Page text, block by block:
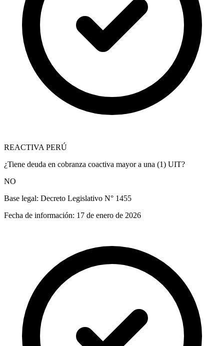
REACTIVA PERÚ
¿Tiene deuda en cobranza coactiva mayor a una (1) UIT?
NO
Base legal: Decreto Legislativo N° 1455
Fecha de información: 17 de enero de 2026